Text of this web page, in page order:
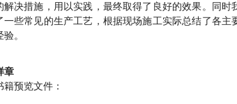
解决措施，用以实践，最终取得了良好的效果。同
一些常见的生产工艺，根据现场施工实际总结了各
验。
章
籍预览文件：